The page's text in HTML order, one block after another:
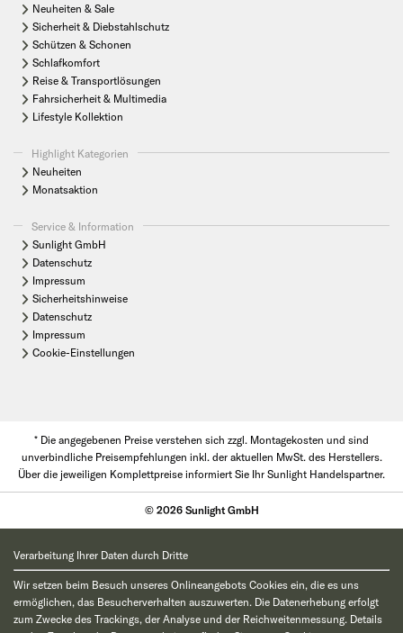
Neuheiten & Sale
Sicherheit & Diebstahlschutz
Schützen & Schonen
Schlafkomfort
Reise & Transportlösungen
Fahrsicherheit & Multimedia
Lifestyle Kollektion
Highlight Kategorien
Neuheiten
Monatsaktion
Service & Information
Sunlight GmbH
Datenschutz
Impressum
Sicherheitshinweise
Datenschutz
Impressum
Cookie-Einstellungen
* Die angegebenen Preise verstehen sich zzgl. Montagekosten und sind
unverbindliche Preisempfehlungen inkl. der aktuellen MwSt. des Herstellers.
Über die jeweiligen Komplettpreise informiert Sie Ihr Sunlight Handelspartner.
© 2026 Sunlight GmbH
Verarbeitung Ihrer Daten durch Dritte
Wir setzen beim Besuch unseres Onlineangebots Cookies ein, die es uns
ermöglichen, das Besucherverhalten auszuwerten. Die Datenerhebung erfolgt
zum Zwecke des Trackings, der Analyse und der Reichweitenmessung. Details